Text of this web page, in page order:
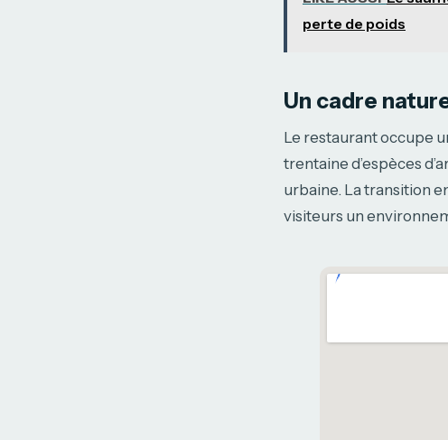
perte de poids
Un cadre
Le restaurant occupe
trentaine d’espèces
urbaine. La transition
visiteurs un